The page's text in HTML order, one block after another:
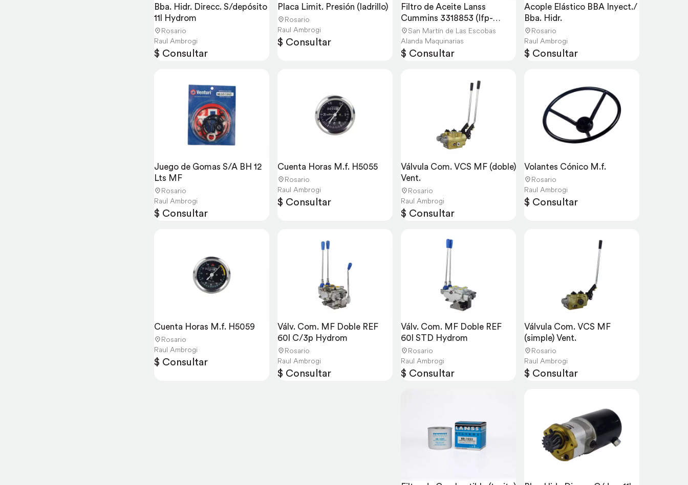
Bba. Hidr. Direcc. S/depósito
11l Hydrom
Rosario
Raul Ambrogi
$ Consultar
Placa Limit. Presión (ladrillo)
Rosario
Raul Ambrogi
$ Consultar
Filtro de Aceite Lanss
Cummins 3318853 (lfp-
3000)
San Martín de Las Escobas
Alanda Maquinarias
$ Consultar
Acople Elástico BBA Inyect./
Bba. Hidr.
Rosario
Raul Ambrogi
$ Consultar
Juego de Gomas S/A BH 12
Lts MF
Rosario
Raul Ambrogi
$ Consultar
Cuenta Horas M.f. H5055
Rosario
Raul Ambrogi
$ Consultar
Válvula Com. VCS MF (doble)
Vent.
Rosario
Raul Ambrogi
$ Consultar
Volantes Cónico M.f.
Rosario
Raul Ambrogi
$ Consultar
Cuenta Horas M.f. H5059
Rosario
Raul Ambrogi
$ Consultar
Válv. Com. MF Doble REF
60l C/3p Hydrom
Rosario
Raul Ambrogi
$ Consultar
Válv. Com. MF Doble REF
60l STD Hydrom
Rosario
Raul Ambrogi
$ Consultar
Válvula Com. VCS MF
(simple) Vent.
Rosario
Raul Ambrogi
$ Consultar